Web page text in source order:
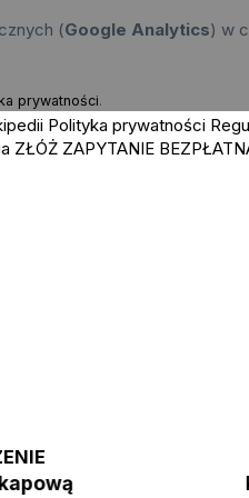
(Google Analytics) w
prywatności.
Polityka prywatności
ZŁÓŻ ZAPYTANIE